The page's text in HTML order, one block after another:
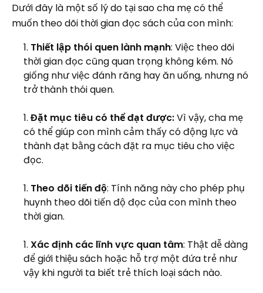
Dưới đây là một số lý do tại sao cha mẹ có thể
muốn theo dõi thời gian đọc sách của con mình:
Thiết lập thói quen lành mạnh: Việc theo dõi
thời gian đọc cũng quan trọng không kém. Nó
giống như việc đánh răng hay ăn uống, nhưng nó
trở thành thói quen.
Đặt mục tiêu có thể đạt được:Vì vậy, cha mẹ
có thể giúp con mình cảm thấy có động lực và
thành đạt bằng cách đặt ra mục tiêu cho việc
đọc.
Theo dõi tiến độ: Tính năng này cho phép phụ
huynh theo dõi tiến độ đọc của con mình theo
thời gian.
Xác định các lĩnh vực quan tâm: Thật dễ dàng
để giới thiệu sách hoặc hỗ trợ một đứa trẻ như
vậy khi người ta biết trẻ thích loại sách nào.